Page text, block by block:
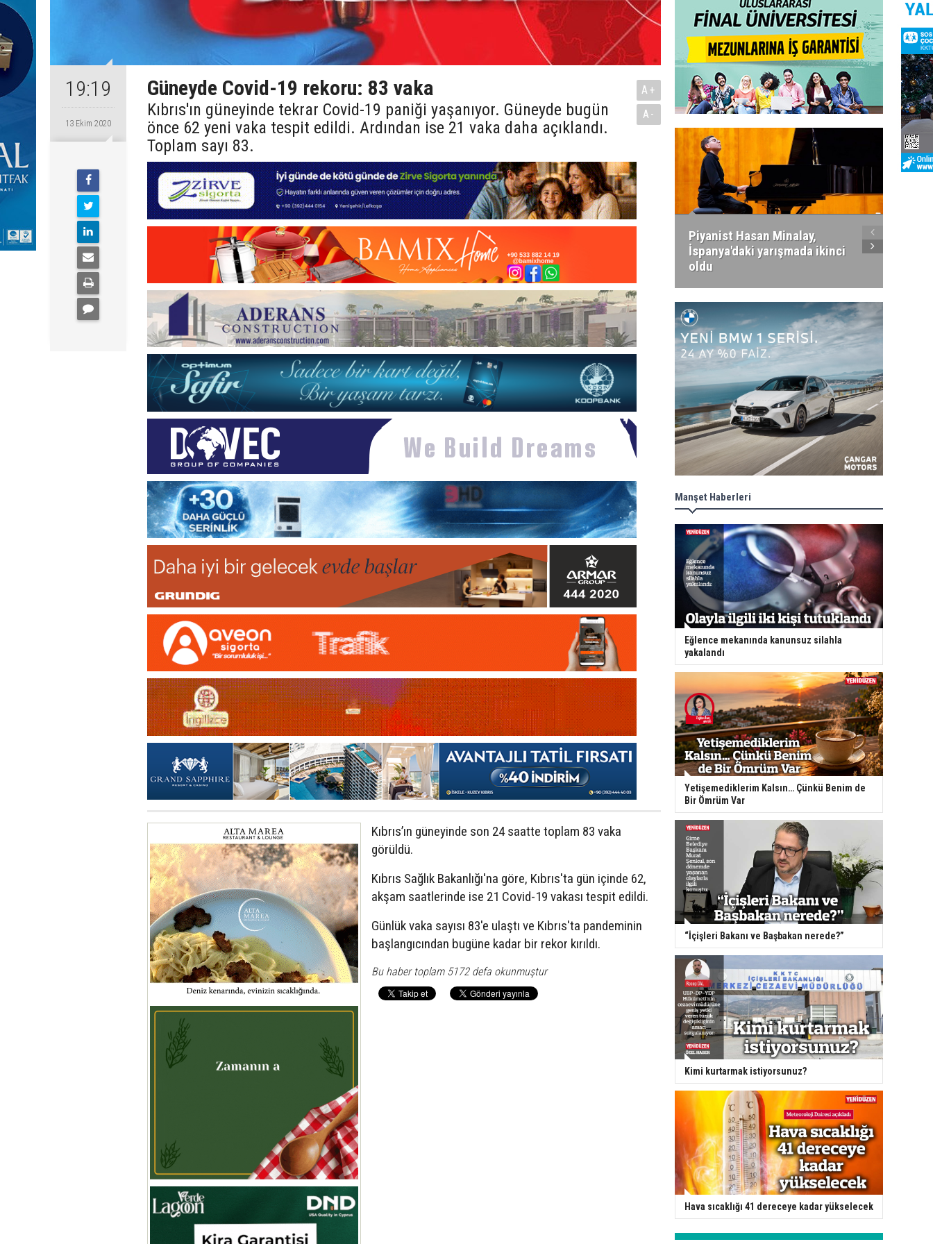
19:19
13 Ekim 2020
Güneyde Covid-19 rekoru: 83 vaka
Kıbrıs'ın güneyinde tekrar Covid-19 paniği yaşanıyor. Güneyde bugün
önce 62 yeni vaka tespit edildi. Ardından ise 21 vaka daha açıklandı.
Toplam sayı 83.
A+
A-
Kıbrıs’ın güneyinde son 24 saatte toplam 83 vaka
görüldü.
Kıbrıs Sağlık Bakanlığı'na göre, Kıbrıs'ta gün içinde 62,
akşam saatlerinde ise 21 Covid-19 vakası tespit edildi.
Günlük vaka sayısı 83'e ulaştı ve Kıbrıs'ta pandeminin
başlangıcından bugüne kadar bir rekor kırıldı.
Bu haber toplam 5172 defa okunmuştur
Piyanist Hasan Minalay,
İspanya'daki yarışmada ikinci
oldu
Manşet Haberleri
Eğlence mekanında kanunsuz silahla
yakalandı
Yetişemediklerim Kalsın… Çünkü Benim de
Bir Ömrüm Var
“İçişleri Bakanı ve Başbakan nerede?”
Kimi kurtarmak istiyorsunuz?
Hava sıcaklığı 41 dereceye kadar yükselecek